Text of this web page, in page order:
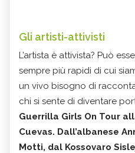
Gli artisti-attivisti
L’artista è attivista? Può
sempre più rapidi di cui
un vivo bisogno di
chi si sente di diventare
Guerrilla Girls On Tour
Cuevas. Dall’albanese
Motti, dal Kossovaro